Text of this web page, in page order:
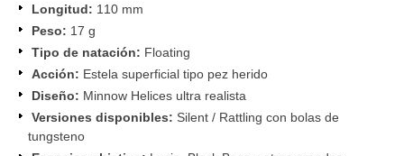
Longitud: 110 mm
Peso: 17 g
Tipo de natación: Floating
Acción: Estela superficial tipo pez herido
Diseño: Minnow Helices ultra realista
Versiones disponibles: Silent / Rattling con bolas de
tungsteno